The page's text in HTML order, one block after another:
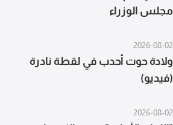
مجلس الوزراء
2026-08-02
ولادة حوت أحدب في لقطة نادرة
(فيديو)
2026-08-02